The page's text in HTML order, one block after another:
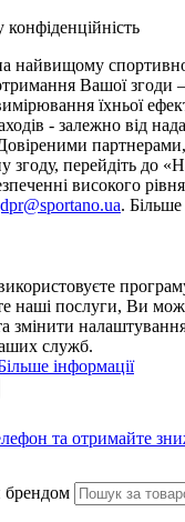
Вашої згоди
їхньої
- залежно від
згоду, перейдіть до
високого
.
наші послуги, Ви
змінити
служб.
інформації
та отримайте
брендом